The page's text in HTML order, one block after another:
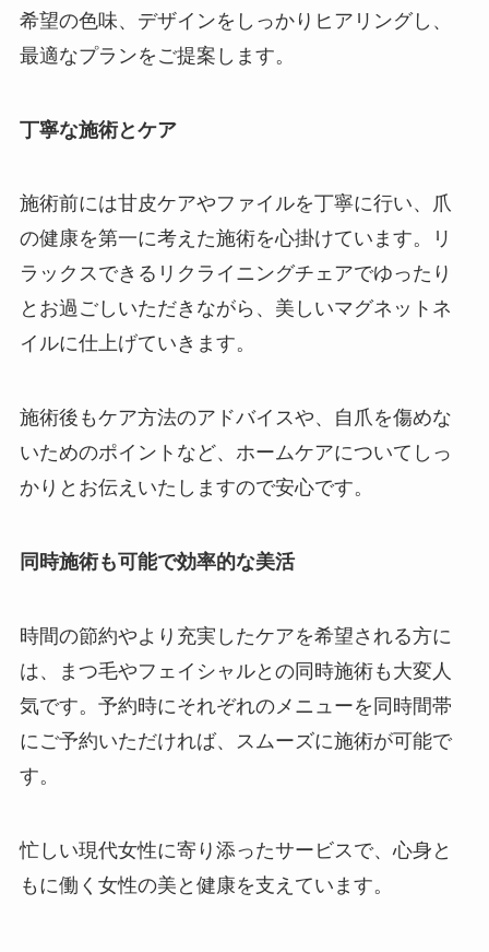
希望の色味、デザインをしっかりヒアリングし、
最適なプランをご提案します。
丁寧な施術とケア
施術前には甘皮ケアやファイルを丁寧に行い、爪
の健康を第一に考えた施術を心掛けています。リ
ラックスできるリクライニングチェアでゆったり
とお過ごしいただきながら、美しいマグネットネ
イルに仕上げていきます。
施術後もケア方法のアドバイスや、自爪を傷めな
いためのポイントなど、ホームケアについてしっ
かりとお伝えいたしますので安心です。
同時施術も可能で効率的な美活
時間の節約やより充実したケアを希望される方に
は、まつ毛やフェイシャルとの同時施術も大変人
気です。予約時にそれぞれのメニューを同時間帯
にご予約いただければ、スムーズに施術が可能で
す。
忙しい現代女性に寄り添ったサービスで、心身と
もに働く女性の美と健康を支えています。